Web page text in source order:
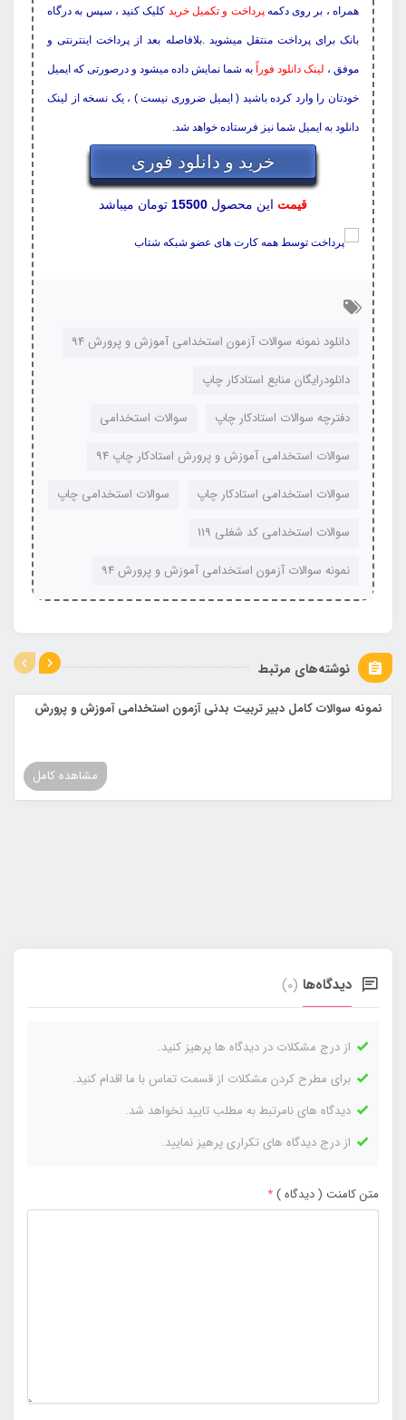
همراه ، بر روی دکمهپرداخت و تکمیل خرید کلیک کنید ، سپس به درگاه
بانک برای پرداخت منتقل میشوید .بلافاصله بعد از پرداخت اینترنتی و
موفق ، لینک دانلود فوراً به شما نمایش داده میشود و درصورتی که ایمیل
خودتان را وارد کرده باشید ( ایمیل ضروری نیست ) ، یک نسخه از لینک
دانلود به ایمیل شما نیز فرستاده خواهد شد.
خرید و دانلود فوری
قیمت این محصول 15500 تومان میباشد
دانلود نمونه سوالات آزمون استخدامی آموزش و پرورش 94
دانلودرایگان منابع استادکار چاپ
دفترچه سوالات استادکار چاپ
سوالات استخدامی
سوالات استخدامی آموزش و پرورش استادکار چاپ 94
سوالات استخدامی استادکار چاپ
سوالات استخدامی چاپ
سوالات استخدامی کد شغلی 119
نمونه سوالات آزمون استخدامی آموزش و پرورش 94
نوشته‌های مرتبط
نمونه سوالات کامل دبیر تربیت بدنی آزمون استخدامی آموزش و پرورش
مشاهده کامل
دیدگاه‌ها (0)
از درج مشکلات در دیدگاه ها پرهیز کنید.
برای مطرح کردن مشکلات از قسمت تماس با ما اقدام کنید.
دیدگاه های نامرتبط به مطلب تایید نخواهد شد.
از درج دیدگاه های تکراری پرهیز نمایید.
متن کامنت ( دیدگاه )*